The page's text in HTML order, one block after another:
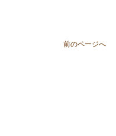
前のページへ